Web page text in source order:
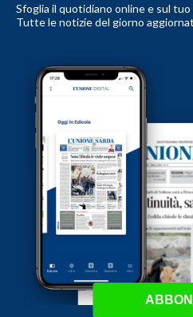
Sfoglia il quotidiano online e sul
Tutte le notizie del giorno